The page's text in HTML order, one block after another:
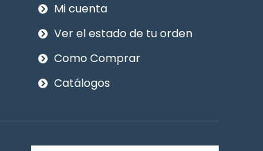
Mi cuenta
Ver el estado de tu orden
Como Comprar
Catálogos